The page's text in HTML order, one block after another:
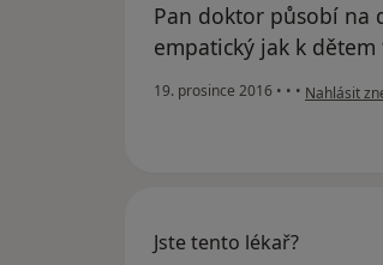
Pan doktor působí na
empatický jak k
19. prosince 2016 • • • podle
Nahlásit
Jste tento lékař?